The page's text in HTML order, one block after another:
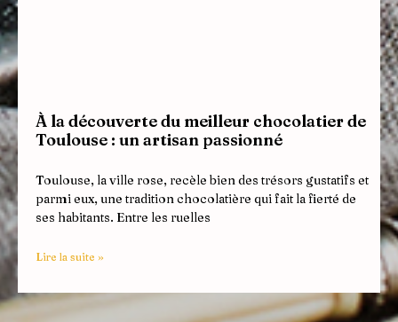
À la découverte du meilleur chocolatier de
Toulouse : un artisan passionné
Toulouse, la ville rose, recèle bien des trésors gustatifs et
parmi eux, une tradition chocolatière qui fait la fierté de
ses habitants. Entre les ruelles
Lire la suite »